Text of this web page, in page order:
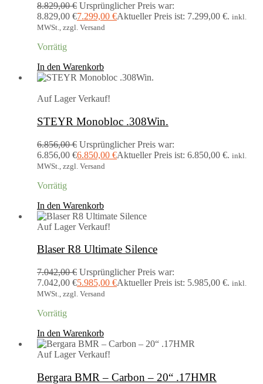
8.829,00€ Ursprünglicher Preis war:
8.829,00 €7.299,00 €Aktueller Preis ist: 7.299,00 €. inkl.
MWSt., zzgl. Versand
Vorrätig
In den Warenkorb
Auf Lager Verkauf!
STEYR Monobloc .308Win.
6.856,00€ Ursprünglicher Preis war:
6.856,00 €6.850,00 €Aktueller Preis ist: 6.850,00 €. inkl.
MWSt., zzgl. Versand
Vorrätig
In den Warenkorb
Auf Lager Verkauf!
Blaser R8 Ultimate Silence
7.042,00€ Ursprünglicher Preis war:
7.042,00 €5.985,00 €Aktueller Preis ist: 5.985,00 €. inkl.
MWSt., zzgl. Versand
Vorrätig
In den Warenkorb
Auf Lager Verkauf!
Bergara BMR – Carbon – 20“ .17HMR